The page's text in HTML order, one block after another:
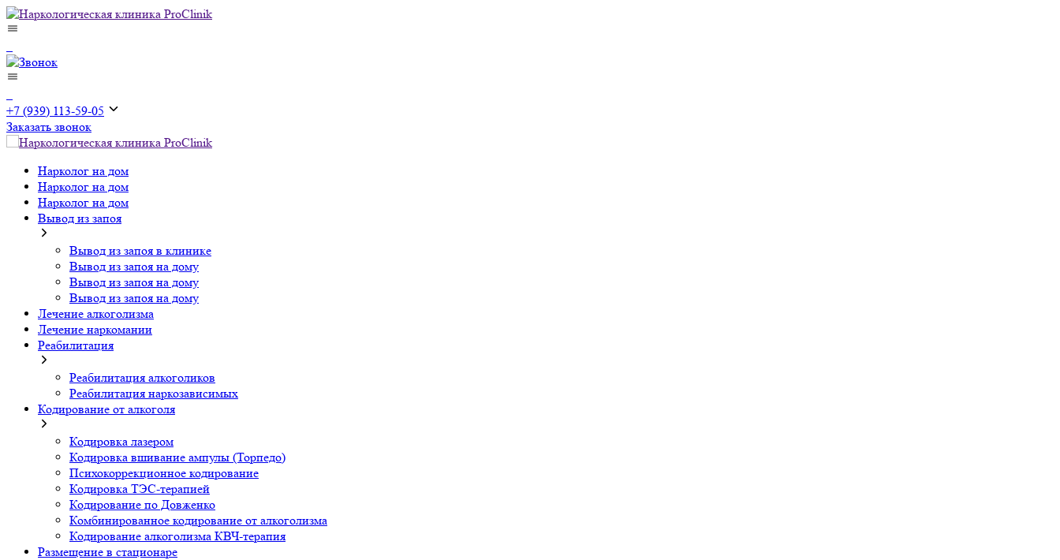
+7 (939) 113-59-05
Заказать звонок
Нарколог на дом
Нарколог на дом
Нарколог на дом
Вывод из запоя
Вывод из запоя в клинике
Вывод из запоя на дому
Вывод из запоя на дому
Вывод из запоя на дому
Лечение алкоголизма
Лечение наркомании
Реабилитация
Реабилитация алкоголиков
Реабилитация наркозависимых
Кодирование от алкоголя
Кодировка лазером
Кодировка вшивание ампулы (Торпедо)
Психокоррекционное кодирование
Кодировка ТЭС-терапией
Кодирование по Довженко
Комбинированное кодирование от алкоголизма
Кодирование алкоголизма КВЧ-терапия
Размещение в стационаре